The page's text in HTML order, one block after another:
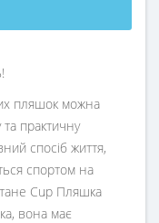
пляшок можна
практичну
спосіб життя,
спортом на
Cup Пляшка
вона має